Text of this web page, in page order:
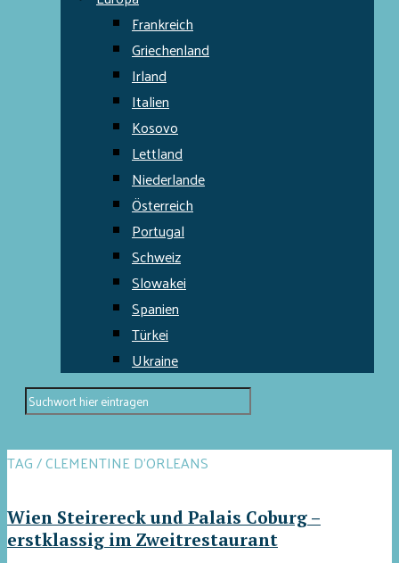
Frankreich
Griechenland
Irland
Italien
Kosovo
Lettland
Niederlande
Österreich
Portugal
Schweiz
Slowakei
Spanien
Türkei
Ukraine
TAG / CLEMENTINE D’ORLEANS
Wien Steirereck und Palais Coburg –
erstklassig im Zweitrestaurant